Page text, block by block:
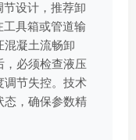
设计，推荐卸
工具箱或管道输
混凝土流畅卸
，必须检查液压
调节失控。技术
态，确保参数精